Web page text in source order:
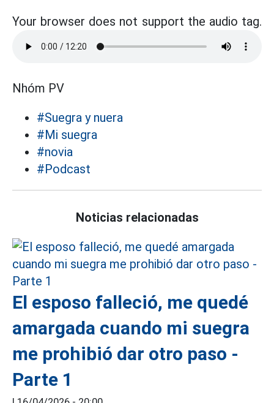
Your browser does not support the audio tag.
Nhóm PV
#Suegra y nuera
#Mi suegra
#novia
#Podcast
Noticias relacionadas
El esposo falleció, me quedé
amargada cuando mi suegra
me prohibió dar otro paso -
Parte 1